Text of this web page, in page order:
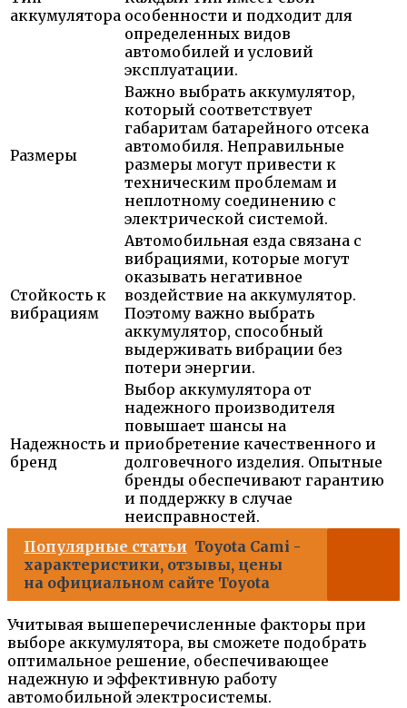
аккумулятора особенности и подходит для
определенных видов
автомобилей и условий
эксплуатации.
Размеры
Важно выбрать аккумулятор,
который соответствует
габаритам батарейного отсека
автомобиля. Неправильные
размеры могут привести к
техническим проблемам и
неплотному соединению с
электрической системой.
Стойкость к
вибрациям
Автомобильная езда связана с
вибрациями, которые могут
оказывать негативное
воздействие на аккумулятор.
Поэтому важно выбрать
аккумулятор, способный
выдерживать вибрации без
потери энергии.
Надежность и
бренд
Выбор аккумулятора от
надежного производителя
повышает шансы на
приобретение качественного и
долговечного изделия. Опытные
бренды обеспечивают гарантию
и поддержку в случае
неисправностей.
Популярные статьи Toyota Cami -
характеристики, отзывы, цены
на официальном сайте Toyota
Учитывая вышеперечисленные факторы при
выборе аккумулятора, вы сможете подобрать
оптимальное решение, обеспечивающее
надежную и эффективную работу
автомобильной электросистемы.